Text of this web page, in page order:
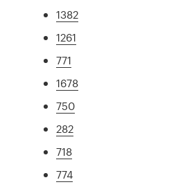
1382
1261
771
1678
750
282
718
774